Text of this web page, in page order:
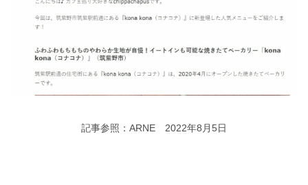
記事参照：ARNE 2022年8月5日